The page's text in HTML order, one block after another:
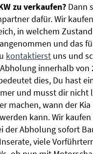
zu verkaufen? Dann
dafür. Wir
in welchem
und das
kontaktierst uns und
innerhalb von
dies, Du hast
und musst dir nicht
machen, wann der
kann. Wir
der Abholung sofort
viele